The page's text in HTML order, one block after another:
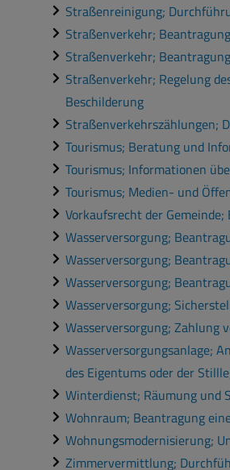
Straßenreinigung;
Straßenverkehr;
Straßenverkehr;
Straßenverkehr; Regelung
Beschilderung
Straßenverkehrszählungen;
Tourismus; Beratung und
Tourismus; Informationen
Tourismus; Medien- und
Vorkaufsrecht der
Wasserversorgung;
Wasserversorgung;
Wasserversorgung;
Wasserversorgung;
Wasserversorgung; Zahlung
Wasserversorgungsanlage;
des Eigentums oder der
Winterdienst; Räumung und
Wohnraum; Beantragung
Wohnungsmodernisierung;
Zimmervermittlung;